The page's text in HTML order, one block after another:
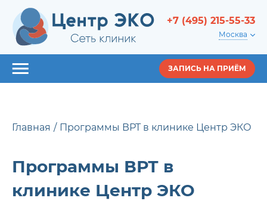
+7 (495) 215-55-33
Москва
ЗАПИСЬ НА ПРИЁМ
Главная Программы ВРТ в клинике Центр ЭКО
Программы ВРТ в
клинике Центр ЭКО